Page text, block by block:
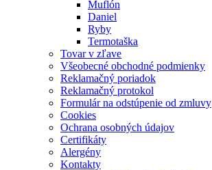
Muflón
Daniel
Ryby
Termotaška
Tovar v zľave
Všeobecné obchodné podmienky
Reklamačný poriadok
Reklamačný protokol
Formulár na odstúpenie od zmluvy
Cookies
Ochrana osobných údajov
Certifikáty
Alergény
Kontakty